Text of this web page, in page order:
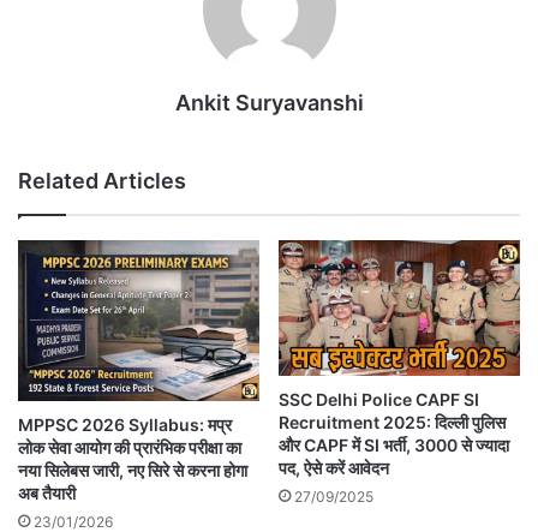
Ankit Suryavanshi
Related Articles
MPPSC 2026 Syllabus: मप्र
लोक सेवा आयोग की प्रारंभिक परीक्षा का
नया सिलेबस जारी, नए सिरे से करना होगा
अब तैयारी
23/01/2026
SSC Delhi Police CAPF SI
Recruitment 2025: दिल्ली पुलिस
और CAPF में SI भर्ती, 3000 से ज्यादा
पद, ऐसे करें आवेदन
27/09/2025